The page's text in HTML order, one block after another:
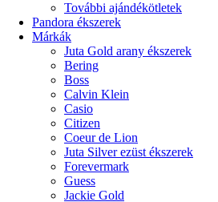
További ajándékötletek
Pandora ékszerek
Márkák
Juta Gold arany ékszerek
Bering
Boss
Calvin Klein
Casio
Citizen
Coeur de Lion
Juta Silver ezüst ékszerek
Forevermark
Guess
Jackie Gold